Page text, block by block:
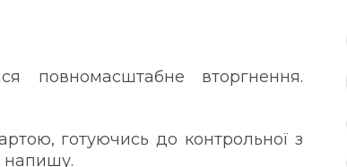
повномасштабне вторгнення.
готуючись до контрольної з
напишу.